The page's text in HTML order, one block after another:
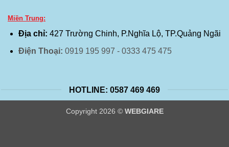
Miền Trung:
Địa chỉ: 427 Trường Chinh, P.Nghĩa Lộ, TP.Quảng Ngãi
Điện Thoại: 0919 195 997 - 0333 475 475
HOTLINE: 0587 469 469
Copyright 2026 © WEBGIARE